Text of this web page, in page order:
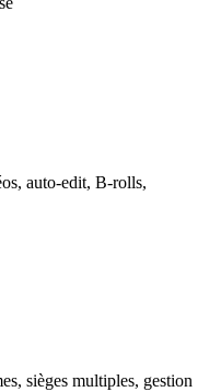
auto-edit, B-rolls,
sièges multiples, gestion